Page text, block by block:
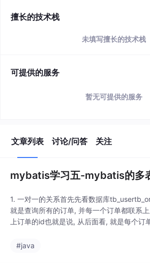
擅长的技术栈
未填写擅长的技术栈
可提供的服务
暂无可提供的服务
文章列表 讨论/问答 关注
mybatis学习五-mybatis的多
1. 一对一的关系首先先看数据库
就是查询所有的订单, 并每一个订单都联系
上订单的id也就是说, 从后面看, 就是每个订
呢?因为, 订单是副表, 这里查询的是
#java